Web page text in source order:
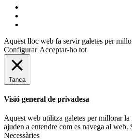
Aquest lloc web fa servir galetes per
Configurar Acceptar-ho tot
Tanca
Visió general de privadesa
Aquest web utilitza galetes per millorar la
ajuden a entendre com es navega al web.
Necessàries